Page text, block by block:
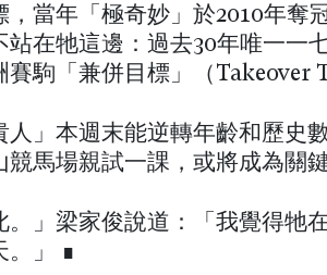
，當年「極奇妙」於2010年奪
站在牠這邊：過去30年唯一一
賽駒「兼併目標」（Takeover
人」本週末能逆轉年齡和歷史
競馬場親試一課，或將成為關鍵
。」梁家俊說道：「我覺得牠
。」 ∎